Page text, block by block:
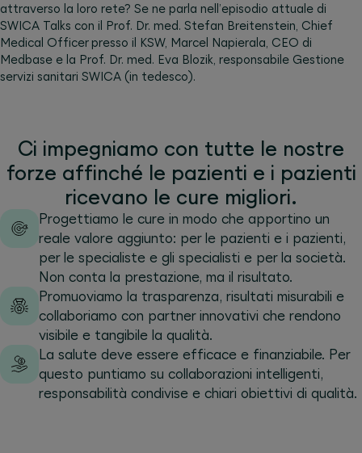
attraverso la loro rete? Se ne parla nell’episodio attuale di
SWICA Talks con il Prof. Dr. med. Stefan Breitenstein, Chief
Medical Officer presso il KSW, Marcel Napierala, CEO di
Medbase e la Prof. Dr. med. Eva Blozik, responsabile Gestione
servizi sanitari SWICA (in tedesco).
Ci impegniamo con tutte le nostre
forze affinché le pazienti e i pazienti
ricevano le cure migliori.
Progettiamo le cure in modo che apportino un
reale valore aggiunto: per le pazienti e i pazienti,
per le specialiste e gli specialisti e per la società.
Non conta la prestazione, ma il risultato.
Promuoviamo la trasparenza, risultati misurabili e
collaboriamo con partner innovativi che rendono
visibile e tangibile la qualità.
La salute deve essere efficace e finanziabile. Per
questo puntiamo su collaborazioni intelligenti,
responsabilità condivise e chiari obiettivi di qualità.